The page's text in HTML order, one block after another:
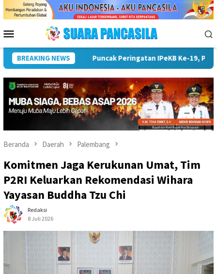
Menu
Mobile
BREAKING NEWS
Penyuluh KB Ujung Tombak Pembangunan Keluarga
Beranda Daerah Palembang
Komitmen Jaga Kerukunan Umat, Tim
P2RI Keluarkan Rekomendasi Wihara
Yayasan Buddha Tzu Chi
Redaksi
8 Juli 2026